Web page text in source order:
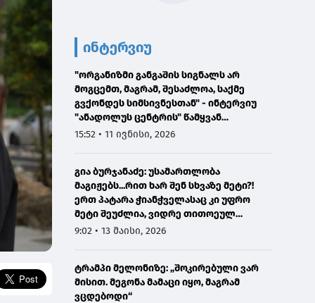
ინტერვიუ
"ორგანიზმი განგაშის სიგნალს არ
მოგცემთ, მაგრამ, შესაძლოა, საქმე
გვქონდეს სიმსივნესთან" - ინტერვიუ
"ანადოლუს ცენტრის" წამყვან
ონკოლოგთან
15:52 • 11 ივნისი, 2026
გია ბურჯანაძე: უსამართლობა
მაგიჟებს...რით ხარ შენ სხვაზე მეტი?!
ერთ პატარა ჭიანჭველასაც კი უფრო
მეტი შეუძლია, ვიდრე თითოეულ
ჩვენგანს...
9:02 • 13 მაისი, 2026
ტრამპი მელონიზე: „შოკირებული ვარ
მისით. მეგონა მამაცი იყო, მაგრამ
ვცდებოდი“